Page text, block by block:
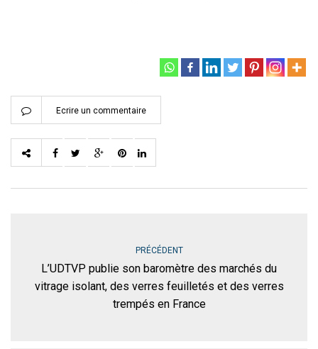
Ecrire un commentaire
PRÉCÉDENT
L’UDTVP publie son baromètre des marchés du
vitrage isolant, des verres feuilletés et des verres
trempés en France